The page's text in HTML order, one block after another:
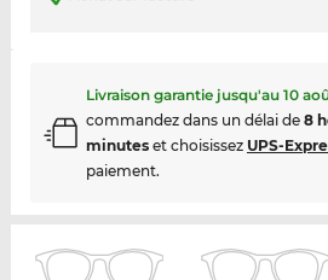
Livraison garantie jusqu'au 10
commandez dans un délai de 8
minuteset choisissez UPS-
paiement.